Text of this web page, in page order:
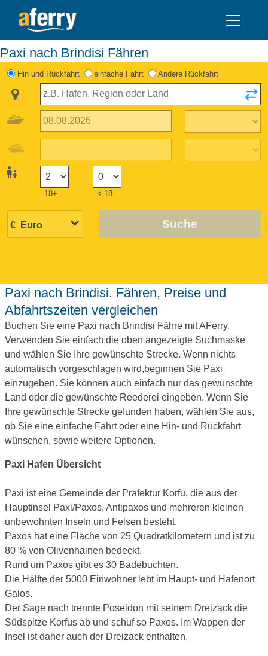
Paxi nach Brindisi Fähren
Hin und Rückfahrt einfache Fahrt Andere Rückfahrt
18+ < 18
Suche
Paxi nach Brindisi. Fähren, Preise und
Abfahrtszeiten vergleichen
Buchen Sie eine Paxi nach Brindisi Fähre mit AFerry.
Verwenden Sie einfach die oben angezeigte Suchmaske
und wählen Sie Ihre gewünschte Strecke. Wenn nichts
automatisch vorgeschlagen wird,beginnen Sie Paxi
einzugeben. Sie können auch einfach nur das gewünschte
Land oder die gewünschte Reederei eingeben. Wenn Sie
Ihre gewünschte Strecke gefunden haben, wählen Sie aus,
ob Sie eine einfache Fahrt oder eine Hin- und Rückfahrt
wünschen, sowie weitere Optionen.
Paxi Hafen Übersicht
Paxi ist eine Gemeinde der Präfektur Korfu, die aus der
Hauptinsel Paxi/Paxos, Antipaxos und mehreren kleinen
unbewohnten Inseln und Felsen besteht.
Paxos hat eine Fläche von 25 Quadratkilometern und ist zu
80 % von Olivenhainen bedeckt.
Rund um Paxos gibt es 30 Badebuchten.
Die Hälfte der 5000 Einwohner lebt im Haupt- und Hafenort
Gaios.
Der Sage nach trennte Poseidon mit seinem Dreizack die
Südspitze Korfus ab und schuf so Paxos. Im Wappen der
Insel ist daher auch der Dreizack enthalten.